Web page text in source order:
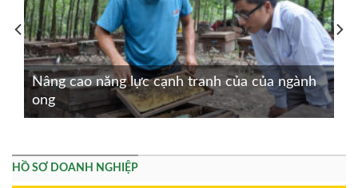
Nâng cao năng lực cạnh tranh của của ngành
ong
HỒ SƠ DOANH NGHIỆP